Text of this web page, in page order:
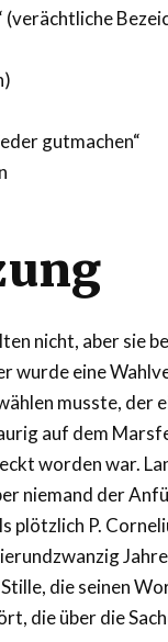
(verächtliche
gutmachen“
nicht, aber sie
wurde eine
musste,
auf dem
worden war.
niemand der
P.
die seinen
die über die